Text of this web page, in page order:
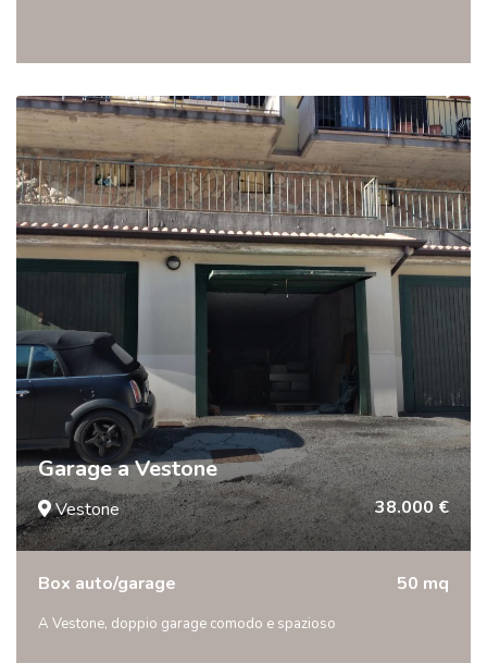
Garage a Vestone
Vestone 38.000 €
Box auto/garage 50 mq
A Vestone, doppio garage comodo e spazioso